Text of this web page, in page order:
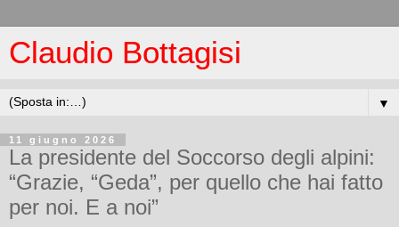
Claudio Bottagisi
▼
11 giugno 2026
La presidente del Soccorso degli alpini:
“Grazie, “Geda”, per quello che hai fatto
per noi. E a noi”